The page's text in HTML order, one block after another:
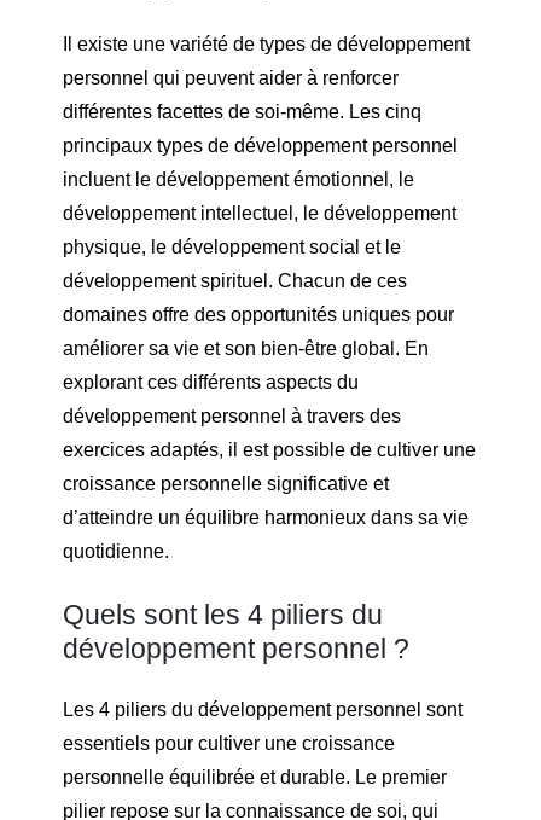
Il existe une variété de types de développement
personnel qui peuvent aider à renforcer
différentes facettes de soi-même. Les cinq
principaux types de développement personnel
incluent le développement émotionnel, le
développement intellectuel, le développement
physique, le développement social et le
développement spirituel. Chacun de ces
domaines offre des opportunités uniques pour
améliorer sa vie et son bien-être global. En
explorant ces différents aspects du
développement personnel à travers des
exercices adaptés, il est possible de cultiver une
croissance personnelle significative et
d’atteindre un équilibre harmonieux dans sa vie
quotidienne.
Quels sont les 4 piliers du
développement personnel ?
Les 4 piliers du développement personnel sont
essentiels pour cultiver une croissance
personnelle équilibrée et durable. Le premier
pilier repose sur la connaissance de soi, qui